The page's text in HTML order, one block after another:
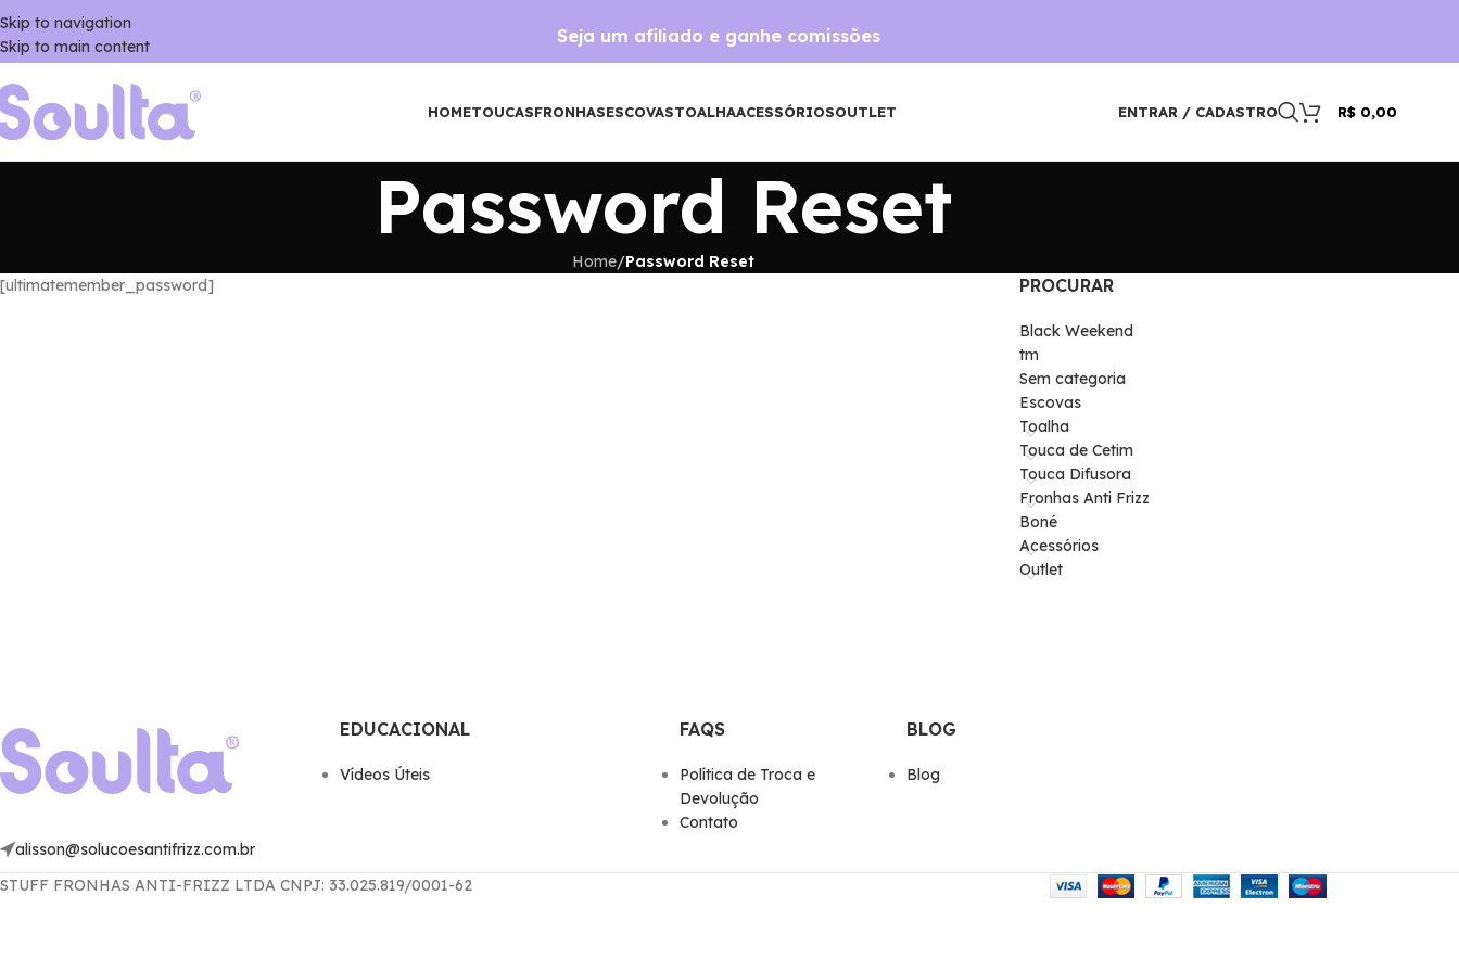
Skip to navigation
Skip to main content
Seja um afiliado e ganhe comissões
HOMETOUCASFRONHASESCOVASTOALHAACESSÓRIOSOUTLET ENTRAR / CADASTRO R$0,00
Password Reset
Home/Password Reset
[ultimatemember_password]
PROCURAR
Black Weekend
tm
Sem categoria
Escovas
Toalha
Touca de Cetim
Touca Difusora
Fronhas Anti Frizz
Boné
Acessórios
Outlet
alisson@solucoesantifrizz.com.br
EDUCACIONAL
Ví­deos Úteis
FAQS
Polí­tica de Troca e
Devolução
Contato
BLOG
Blog
STUFF FRONHAS ANTI-FRIZZ LTDA CNPJ: 33.025.819/0001-62